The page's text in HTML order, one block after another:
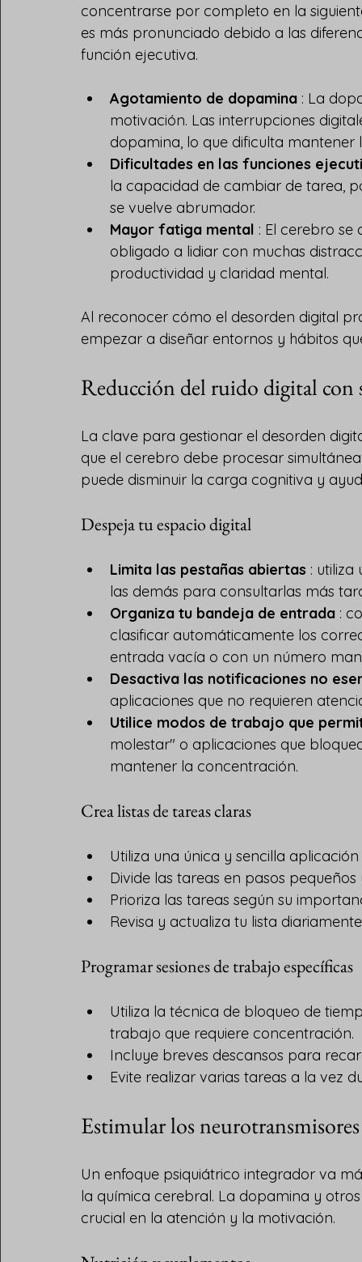
concentrarse por completo en la
es más pronunciado debido a las
función ejecutiva.
Agotamiento de dopamina : La
motivación. Las interrupciones
dopamina, lo que dificulta mantener
Dificultades en las funciones
la capacidad de cambiar de tarea,
se vuelve abrumador.
Mayor fatiga mental : El cerebro
obligado a lidiar con muchas
productividad y claridad mental.
Al reconocer cómo el desorden digital
empezar a diseñar entornos y hábitos
Reducción del ruido digital con
La clave para gestionar el desorden
que el cerebro debe procesar
puede disminuir la carga cognitiva y
Despeja tu espacio digital
Limita las pestañas abiertas :
las demás para consultarlas más
Organiza tu bandeja de entrada :
clasificar automáticamente los
entrada vacía o con un número
Desactiva las notificaciones no
aplicaciones que no requieren
Utilice modos de trabajo que
molestar" o aplicaciones que
mantener la concentración.
Crea listas de tareas claras
Utiliza una única y sencilla
Divide las tareas en pasos pequeños
Prioriza las tareas según su
Revisa y actualiza tu lista
Programar sesiones de trabajo específicas
Utiliza la técnica de bloqueo de
trabajo que requiere concentración.
Incluye breves descansos para
Evite realizar varias tareas a la vez
Estimular los
Un enfoque psiquiátrico integrador va
la química cerebral. La dopamina y
crucial en la atención y la motivación.